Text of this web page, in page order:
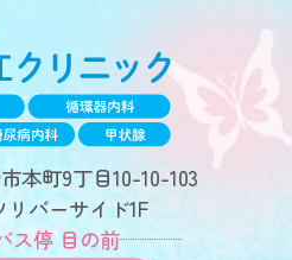
本町9丁目10-10-103
リバーサイド1F
ス停 目の前